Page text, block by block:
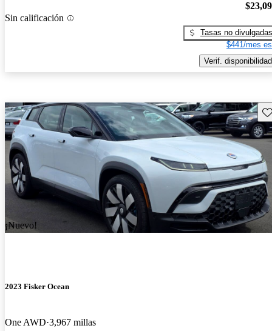
Sin calificación
Tasas no divulgadas
$441/mes
Verif. disponibilidad
¡Nuevo!
2023 Fisker Ocean
One AWD 3,967 millas